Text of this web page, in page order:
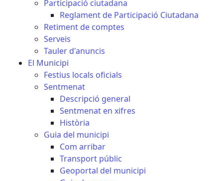
Participació ciutadana
Reglament de Participació Ciutadana
Retiment de comptes
Serveis
Tauler d'anuncis
El Municipi
Festius locals oficials
Sentmenat
Descripció general
Sentmenat en xifres
Història
Guia del municipi
Com arribar
Transport públic
Geoportal del municipi